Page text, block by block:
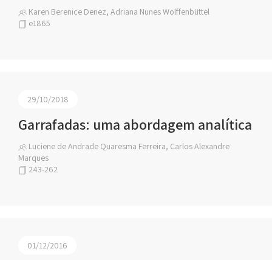
Karen Berenice Denez, Adriana Nunes Wolffenbüttel
e1865
29/10/2018
Garrafadas: uma abordagem analítica
Luciene de Andrade Quaresma Ferreira, Carlos Alexandre
Marques
243-262
01/12/2016